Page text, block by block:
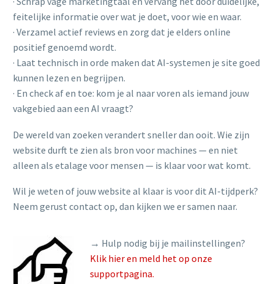
feitelijke informatie over wat je doet, voor wie en waar.
· Verzamel actief reviews en zorg dat je elders online
positief genoemd wordt.
· Laat technisch in orde maken dat AI-systemen je site goed
kunnen lezen en begrijpen.
· En check af en toe: kom je al naar voren als iemand jouw
vakgebied aan een AI vraagt?
De wereld van zoeken verandert sneller dan ooit. Wie zijn
website durft te zien als bron voor machines — en niet
alleen als etalage voor mensen — is klaar voor wat komt.
Wil je weten of jouw website al klaar is voor dit AI-tijdperk?
Neem gerust contact op, dan kijken we er samen naar.
→ Hulp nodig bij je mailinstellingen?
Klik hier en meld het op onze
supportpagina.